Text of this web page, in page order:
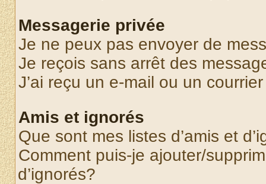
Messagerie privée
Je ne peux pas envoyer de
Je reçois sans arrêt des
J’ai reçu un e-mail ou un
Amis et ignorés
Que sont mes listes d’amis et
Comment puis-je ajouter/
d’ignorés?